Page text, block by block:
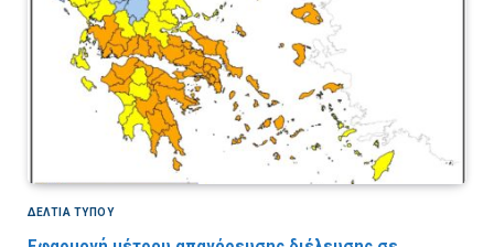
ΔΕΛΤΙΑ ΤΥΠΟΥ